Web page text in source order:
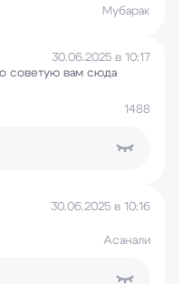
Мубарак
30.06.2025 в 10:17
советую вам сюда
1488
30.06.2025 в 10:16
Асанали